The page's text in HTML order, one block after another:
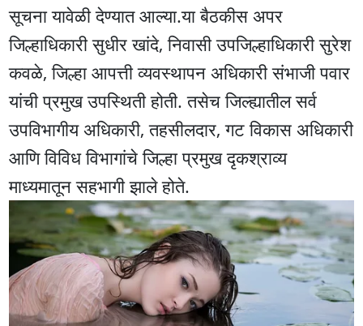
सूचना यावेळी देण्यात आल्या.या बैठकीस अपर
जिल्हाधिकारी सुधीर खांदे, निवासी उपजिल्हाधिकारी सुरेश
कवळे, जिल्हा आपत्ती व्यवस्थापन अधिकारी संभाजी पवार
यांची प्रमुख उपस्थिती होती. तसेच जिल्ह्यातील सर्व
उपविभागीय अधिकारी, तहसीलदार, गट विकास अधिकारी
आणि विविध विभागांचे जिल्हा प्रमुख दृकश्राव्य
माध्यमातून सहभागी झाले होते.